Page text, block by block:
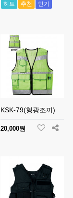
히트 추천 인기
KSK-79(형광조끼)
20,000원